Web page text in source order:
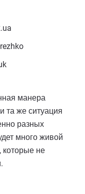
манера
та же ситуация
разных
много живой
которые не